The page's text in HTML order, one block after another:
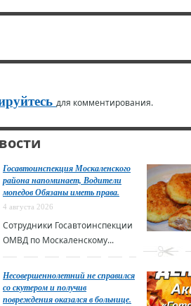
для комментирования.
Госавтоинспекция Москаленского
района напоминает, Водители
мопедов Обязаны иметь права.
4 августа 2026
Сотрудники Госавтоинспекции
ОМВД по Москаленскому...
Несовершеннолетний не справился
со скутером и получив
повреждения оказался в больнице.